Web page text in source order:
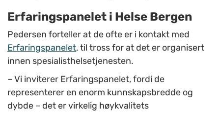
Erfaringspanelet i Helse Bergen
Pedersen forteller at de ofte er i kontakt med
Erfaringspanelet, til tross for at det er organisert
innen spesialisthelsetjenesten.
– Vi inviterer Erfaringspanelet, fordi de
representerer en enorm kunnskapsbredde og
dybde – det er virkelig høykvalitets